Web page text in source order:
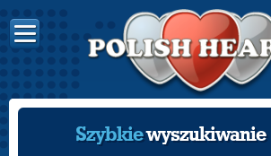
Szybkiewyszukiwanie